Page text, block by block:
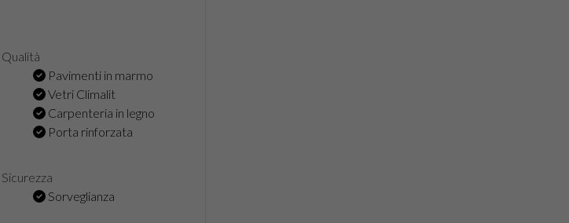
Qualità
Pavimenti in marmo
Vetri Climalit
Carpenteria in legno
Porta rinforzata
Sicurezza
Sorveglianza